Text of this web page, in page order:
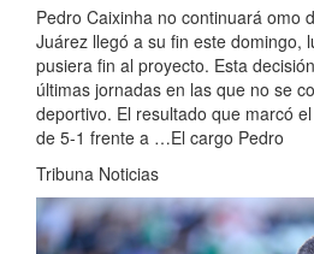
Pedro Caixinha no continuará omo
Juárez llegó a su fin este domingo,
pusiera fin al proyecto. Esta
últimas jornadas en las que no se
deportivo. El resultado que marcó
de 5-1 frente a …El cargo Pedro
Tribuna Noticias